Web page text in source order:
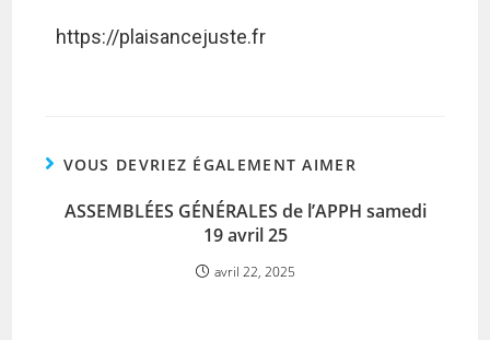
https://plaisancejuste.fr
VOUS DEVRIEZ ÉGALEMENT AIMER
ASSEMBLÉES GÉNÉRALES de l’APPH samedi
19 avril 25
avril 22, 2025